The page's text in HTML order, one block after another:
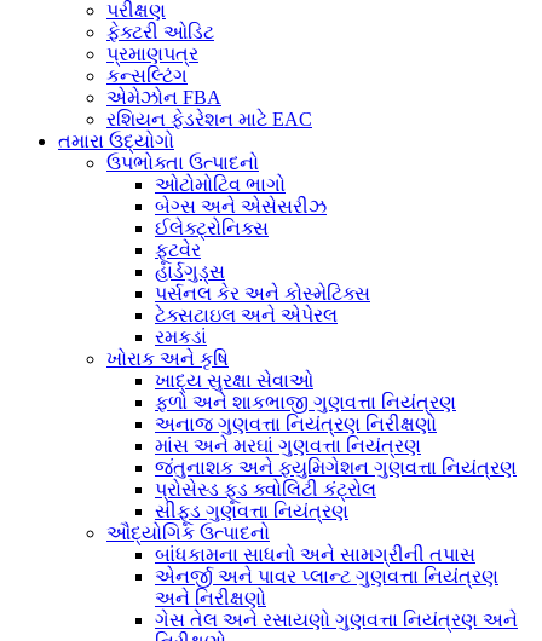
પરીક્ષણ
ફેક્ટરી ઓડિટ
પ્રમાણપત્ર
કન્સલ્ટિંગ
એમેઝોન FBA
રશિયન ફેડરેશન માટે EAC
તમારા ઉદ્યોગો
ઉપભોક્તા ઉત્પાદનો
ઓટોમોટિવ ભાગો
બેગ્સ અને એસેસરીઝ
ઈલેક્ટ્રોનિક્સ
ફૂટવેર
હાર્ડગુડ્સ
પર્સનલ કેર અને કોસ્મેટિક્સ
ટેક્સટાઇલ અને એપેરલ
રમકડાં
ખોરાક અને કૃષિ
ખાદ્ય સુરક્ષા સેવાઓ
ફળો અને શાકભાજી ગુણવત્તા નિયંત્રણ
અનાજ ગુણવત્તા નિયંત્રણ નિરીક્ષણો
માંસ અને મરઘાં ગુણવત્તા નિયંત્રણ
જંતુનાશક અને ફ્યુમિગેશન ગુણવત્તા નિયંત્રણ
પ્રોસેસ્ડ ફૂડ ક્વોલિટી કંટ્રોલ
સીફૂડ ગુણવત્તા નિયંત્રણ
ઔદ્યોગિક ઉત્પાદનો
બાંધકામના સાધનો અને સામગ્રીની તપાસ
એનર્જી અને પાવર પ્લાન્ટ ગુણવત્તા નિયંત્રણ
અને નિરીક્ષણો
ગેસ તેલ અને રસાયણો ગુણવત્તા નિયંત્રણ અને